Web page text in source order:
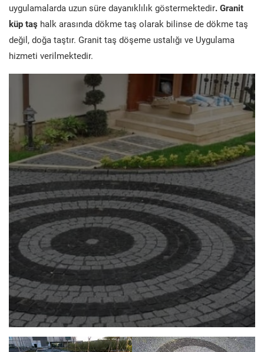
uygulamalarda uzun süre dayanıklılık göstermektedir. Granit
küp taş halk arasında dökme taş olarak bilinse de dökme taş
değil, doğa taştır. Granit taş döşeme ustalığı ve Uygulama
hizmeti verilmektedir.